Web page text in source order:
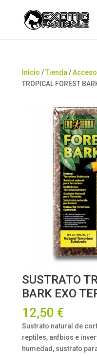
Inicio /Tienda /
TROPICAL FOREST
SUSTRATO
BARK EXO
12,50 €
Sustrato natural de
reptiles, anfbios e
humedad, sustrato